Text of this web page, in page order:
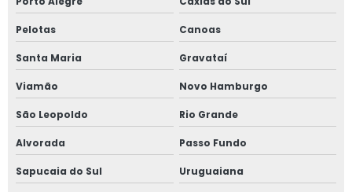
Pelotas Canoas
Santa Maria Gravataí
Viamão Novo Hamburgo
São Leopoldo Rio Grande
Alvorada Passo Fundo
Sapucaia do Sul Uruguaiana